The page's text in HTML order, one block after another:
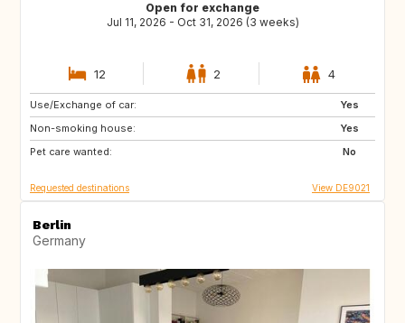
Open for exchange
Jul 11, 2026 - Oct 31, 2026 (3 weeks)
12 2 4
Use/Exchange of car:
Yes
Non-smoking house:
Yes
Pet care wanted:
No
IT
ES
FI
Requested destinations View DE9021
Berlin
Germany